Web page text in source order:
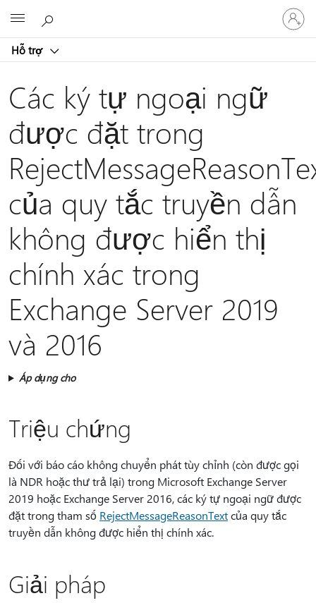
Hỗ trợ
Đăng
nhập
tài
Các ký tự ngoại ngữ
được đặt trong
của quy tắc truyền dẫn
không được hiển thị
chính xác trong
Exchange Server 2019
và 2016
Áp dụng cho
Triệu chứng
Đối với báo cáo không chuyển phát tùy chỉnh (còn được gọi
là NDR hoặc thư trả lại) trong Microsoft Exchange Server
2019 hoặc Exchange Server 2016, các ký tự ngoại ngữ được
đặt trong tham số RejectMessageReasonTextcủa quy tắc
truyền dẫn không được hiển thị chính xác.
Giải pháp